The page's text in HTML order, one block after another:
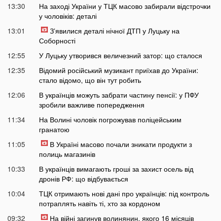
13:30
На заході України у ТЦК масово забирали відстрочки
у чоловіків: деталі
13:01
Зʼявилися деталі нічної ДТП у Луцьку на
Соборності
12:55
У Луцьку утворився величезний затор: що сталося
12:35
Відомий російський музикант приїхав до України:
стало відомо, що він тут робить
12:06
В українців можуть забрати частину пенсії: у ПФУ
зробили важливе попередження
11:34
На Волині чоловік погрожував поліцейським
гранатою
11:05
В Україні масово почали зникати продукти з
полиць магазинів
10:33
В українців вимагають гроші за захист осель від
дронів РФ: що відбувається
10:04
ТЦК отримають нові дані про українців: під контроль
потраплять навіть ті, хто за кордоном
09:32
На війні загинув волинянин, якого 16 місяців